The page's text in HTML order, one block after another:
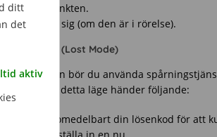
ditt
det
aktiv
och tidpunkten.
rör sig (om den är i rörelse).
förlorad” (Lost Mode)
upp platsen bör du använda
du aktiverar detta läge händer följande:
kräver omedelbart din lösenkod för att
du ofta ställa in en nu.